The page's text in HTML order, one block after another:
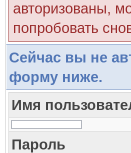
авторизованы,
попробовать
Сейчас вы не
форму ниже.
Имя
Пароль